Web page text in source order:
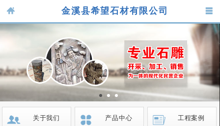
金溪县希望石材有限公司
关于我们 产品中心 工程案例